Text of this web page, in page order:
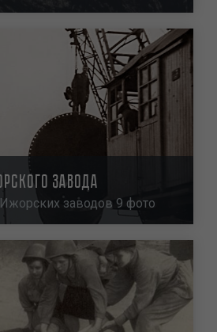
завода
заводов 9 фото